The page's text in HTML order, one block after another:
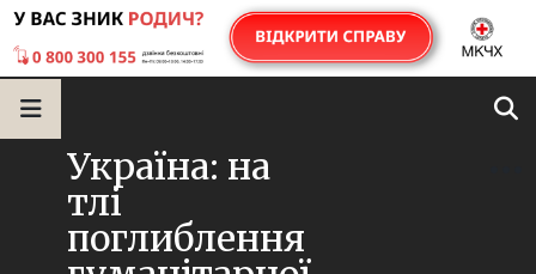
Україна: на
тлі
поглиблення